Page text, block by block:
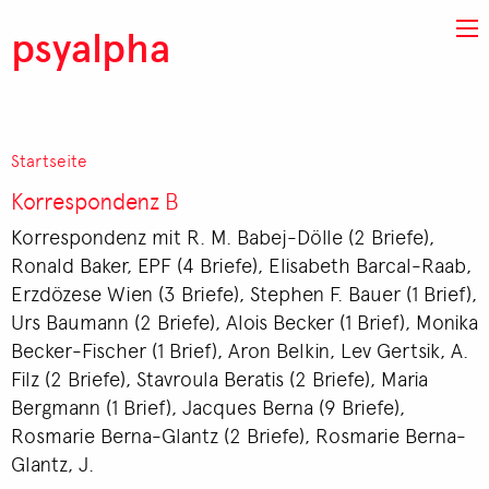
psyalpha
Pfadnavigation
Startseite
Korrespondenz B
Korrespondenz mit R. M. Babej-Dölle (2 Briefe),
Ronald Baker, EPF (4 Briefe), Elisabeth Barcal-Raab,
Erzdözese Wien (3 Briefe), Stephen F. Bauer (1 Brief),
Urs Baumann (2 Briefe), Alois Becker (1 Brief), Monika
Becker-Fischer (1 Brief), Aron Belkin, Lev Gertsik, A.
Filz (2 Briefe), Stavroula Beratis (2 Briefe), Maria
Bergmann (1 Brief), Jacques Berna (9 Briefe),
Rosmarie Berna-Glantz (2 Briefe), Rosmarie Berna-
Glantz, J.